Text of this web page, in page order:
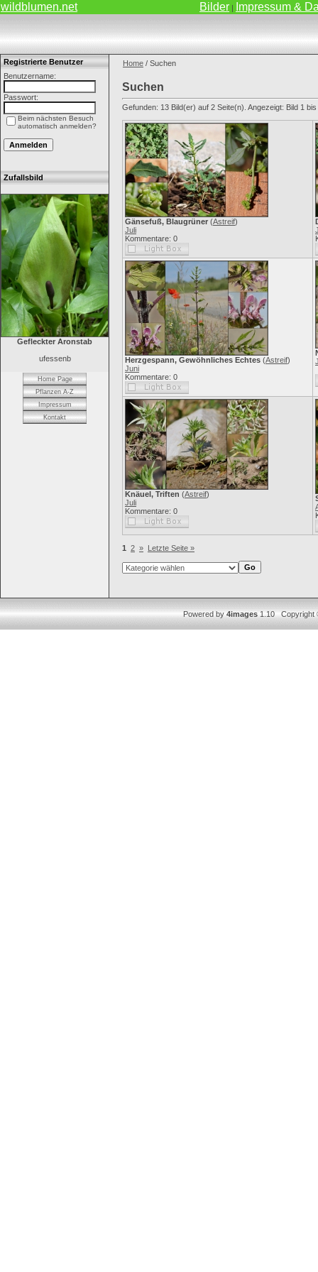
wildblumen.net Bilder | Impressum &
Registrierte Benutzer
Benutzername:
Passwort:
Beim nächsten Besuch
automatisch anmelden?
Zufallsbild
Gefleckter Aronstab
ufessenb
Home Page
Pflanzen A-Z
Impressum
Kontakt
Home / Suchen
Suchen
Gefunden: 13 Bild(er) auf 2 Seite(n). Angezeigt: Bild 1 bis
Gänsefuß, Blaugrüner (Astreif)
Juli
Kommentare: 0
Herzgespann, Gewöhnliches Echtes (Astreif)
Juni
Kommentare: 0
Knäuel, Triften (Astreif)
Juli
Kommentare: 0
1 2 » Letzte Seite »
Powered by4images1.10 Copyright